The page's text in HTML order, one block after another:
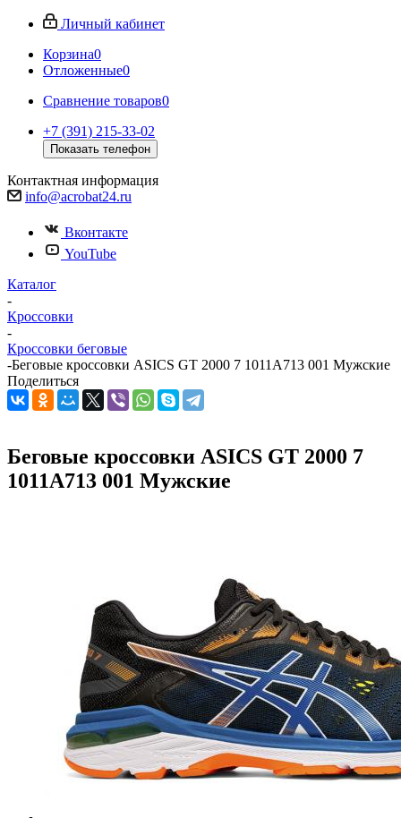
Личный кабинет
Корзина0
Отложенные0
Сравнение товаров0
+7 (391) 215-33-02
Показать телефон
Контактная информация
info@acrobat24.ru
Вконтакте
YouTube
Каталог
-
Кроссовки
-
Кроссовки беговые
-Беговые кроссовки ASICS GT 2000 7 1011A713 001 Мужские
Поделиться
Беговые кроссовки ASICS GT 2000 7
1011A713 001 Мужские